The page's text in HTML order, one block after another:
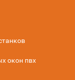
окон пвх